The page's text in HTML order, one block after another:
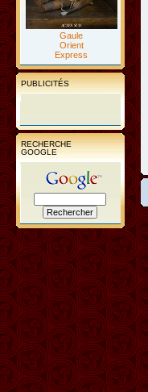
Gaule
Orient
Express
PUBLICITÉS
RECHERCHE
GOOGLE